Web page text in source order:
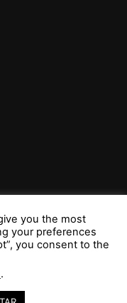
you the most
your preferences
you consent to the
.